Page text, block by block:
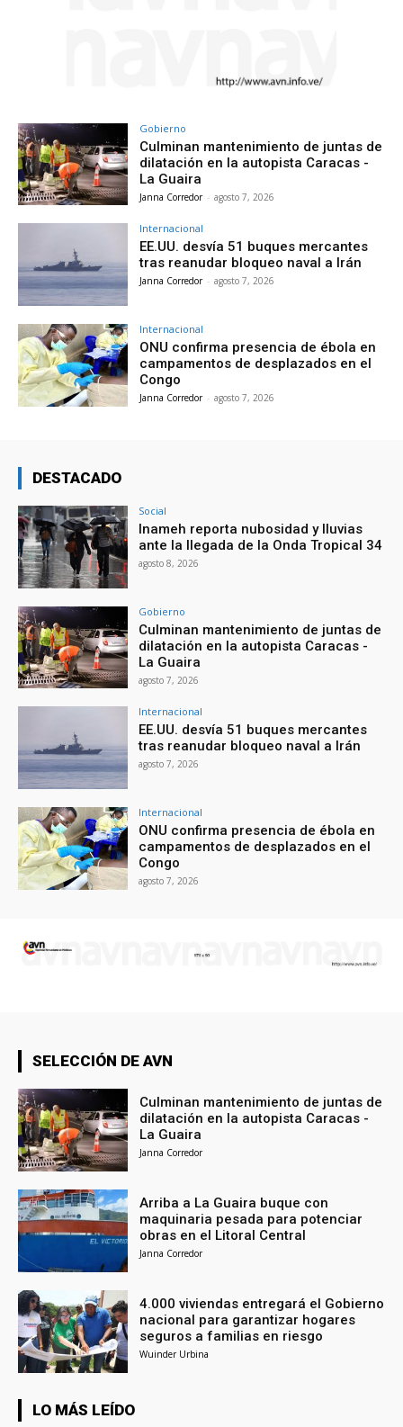
Gobierno
Culminan mantenimiento de juntas de
dilatación en la autopista Caracas -
La Guaira
Janna Corredor - agosto 7, 2026
Internacional
EE.UU. desvía 51 buques mercantes
tras reanudar bloqueo naval a Irán
Janna Corredor - agosto 7, 2026
Internacional
ONU confirma presencia de ébola en
campamentos de desplazados en el
Congo
Janna Corredor - agosto 7, 2026
DESTACADO
Social
Inameh reporta nubosidad y lluvias
ante la llegada de la Onda Tropical 34
agosto 8, 2026
Gobierno
Culminan mantenimiento de juntas de
dilatación en la autopista Caracas -
La Guaira
agosto 7, 2026
Internacional
EE.UU. desvía 51 buques mercantes
tras reanudar bloqueo naval a Irán
agosto 7, 2026
Internacional
ONU confirma presencia de ébola en
campamentos de desplazados en el
Congo
agosto 7, 2026
SELECCIÓN DE AVN
Culminan mantenimiento de juntas de
dilatación en la autopista Caracas -
La Guaira
Janna Corredor
Arriba a La Guaira buque con
maquinaria pesada para potenciar
obras en el Litoral Central
Janna Corredor
4.000 viviendas entregará el Gobierno
nacional para garantizar hogares
seguros a familias en riesgo
Wuinder Urbina
LO MÁS LEÍDO